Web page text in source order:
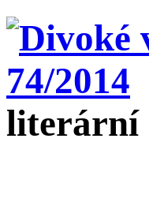
literární